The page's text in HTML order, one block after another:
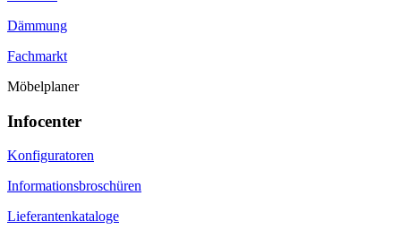
Dämmung
Fachmarkt
Möbelplaner
Infocenter
Konfiguratoren
Informationsbroschüren
Lieferantenkataloge